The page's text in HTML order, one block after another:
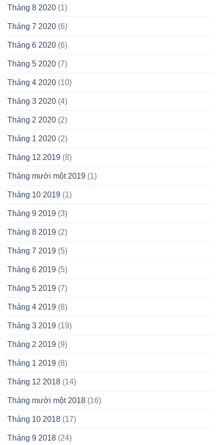
Tháng 8 2020 (1)
Tháng 7 2020 (6)
Tháng 6 2020 (6)
Tháng 5 2020 (7)
Tháng 4 2020 (10)
Tháng 3 2020 (4)
Tháng 2 2020 (2)
Tháng 1 2020 (2)
Tháng 12 2019 (8)
Tháng mười một 2019 (1)
Tháng 10 2019 (1)
Tháng 9 2019 (3)
Tháng 8 2019 (2)
Tháng 7 2019 (5)
Tháng 6 2019 (5)
Tháng 5 2019 (7)
Tháng 4 2019 (8)
Tháng 3 2019 (19)
Tháng 2 2019 (9)
Tháng 1 2019 (8)
Tháng 12 2018 (14)
Tháng mười một 2018 (16)
Tháng 10 2018 (17)
Tháng 9 2018 (24)